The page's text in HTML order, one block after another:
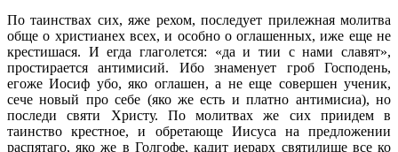
По таинствах сих, яже рехом, последует прилежная молитва
обще о христианех всех, и особно о оглашенных, иже еще не
крестишася. И егда глаголется: «да и тии с нами славят»,
простирается антимисий. Ибо знаменует гроб Господень,
егоже Иосиф убо, яко оглашен, а не еще совершен ученик,
сече новый про себе (яко же есть и платно антимисиа), но
последи святи Христу. По молитвах же сих приидем в
таинство крестное, и обретающе Иисуса на предложении
распятаго, яко же в Голгофе, кадит иерарх святилище все ко